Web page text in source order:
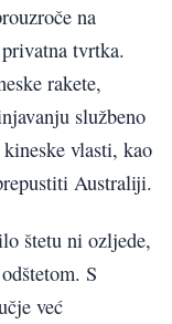
na
tvrtka.
rakete,
službeno
vlasti, kao
Australiji.
štetu ni ozljede,
S
već